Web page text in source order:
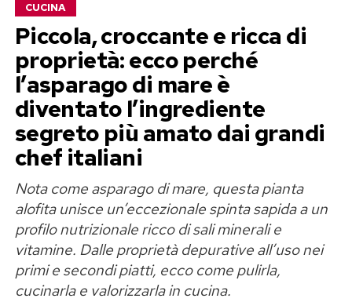
del celebre ristorante Hermitage, frequentato
dall’alta società dell’epoca. Il cuoco ideò una
preparazione sofisticata e lontanissima da
quella attuale, battezzata inizialmente “insalata
Olivier”.
La versione originale comprendeva carne di
pernice, quaglie, code di gambero di fiume,
caviale e lingua di vitello. Il tutto veniva
completato da un tocco di maionese e da una
combinazione di spezie di cui Olivier custodì la
formula esatta fino alla fine dei suoi giorni,
senza mai rivelarla a nessuno.
CUCINA
Piccola, croccante e ricca di
proprietà: ecco perché
l’asparago di mare è
diventato l’ingrediente
segreto più amato dai grandi
chef italiani
Nota come asparago di mare, questa pianta
alofita unisce un’eccezionale spinta sapida a un
profilo nutrizionale ricco di sali minerali e
vitamine. Dalle proprietà depurative all’uso nei
primi e secondi piatti, ecco come pulirla,
cucinarla e valorizzarla in cucina.